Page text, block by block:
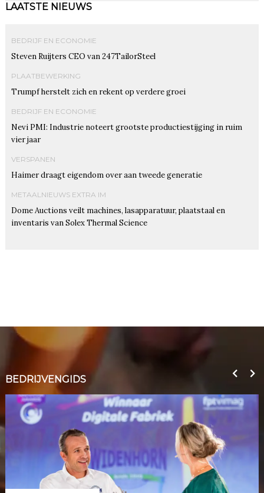
LAATSTE NIEUWS
BEDRIJF EN ECONOMIE
Steven Ruijters CEO van 247TailorSteel
PLAATBEWERKING
Trumpf herstelt zich en rekent op verdere groei
BEDRIJF EN ECONOMIE
Nevi PMI: Industrie noteert grootste productiestijging in ruim
vier jaar
VERSPANEN
Haimer draagt eigendom over aan tweede generatie
METAALNIEUWS EXTRA IM
Dome Auctions veilt machines, lasapparatuur, plaatstaal en
inventaris van Solex Thermal Science
BEDRIJVENGIDS